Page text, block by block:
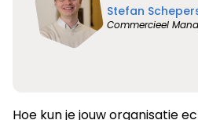
Hoe kun je jouw organisatie
Stefan
Commercieel